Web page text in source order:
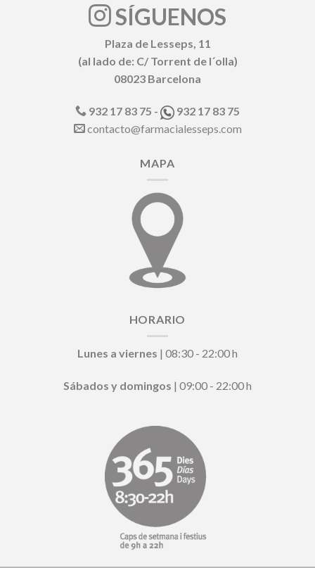
SÍGUENOS
Plaza de Lesseps, 11
(al lado de: C/ Torrent de l´olla)
08023 Barcelona
932 17 83 75 -
932 17 83 75
contacto@farmacialesseps.com
MAPA
HORARIO
Lunes a viernes | 08:30 - 22:00 h
Sábados y domingos | 09:00 - 22:00 h